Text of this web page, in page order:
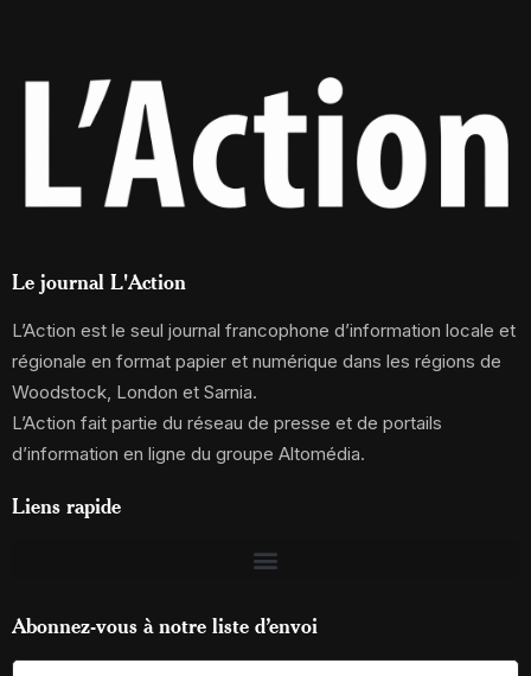
Le journal L'Action
L’Action est le seul journal francophone d’information locale et
régionale en format papier et numérique dans les régions de
Woodstock, London et Sarnia.
L’Action fait partie du réseau de presse et de portails
d’information en ligne du groupe Altomédia.
Liens rapide
Abonnez-vous à notre liste d’envoi